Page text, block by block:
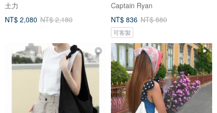
土力
NT$ 2,080 NT$ 2,180
Captain Ryan
NT$ 836 NT$ 880
可客製